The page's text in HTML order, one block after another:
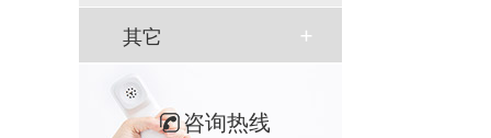
其它
咨询热线